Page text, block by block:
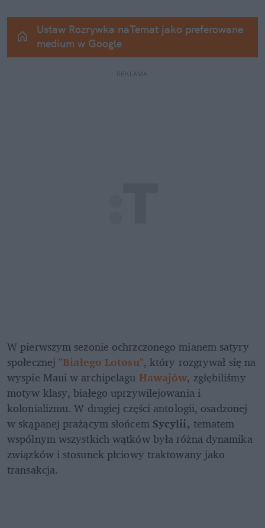
Ustaw Rozrywka naTemat jako preferowane
medium w Google
REKLAMA
W pierwszym sezonie ochrzczonego mianem satyry
społecznej "Białego Lotosu", który rozgrywał się na
wyspie Maui w archipelagu Hawajów, zgłębiliśmy
motyw klasy, białego uprzywilejowania i
kolonializmu. W drugiej części antologii, osadzonej
w skąpanej prażącym słońcem Sycylii, tematem
wspólnym wszystkich wątków była różna dynamika
związków i stosunek płciowy traktowany jako
transakcja.